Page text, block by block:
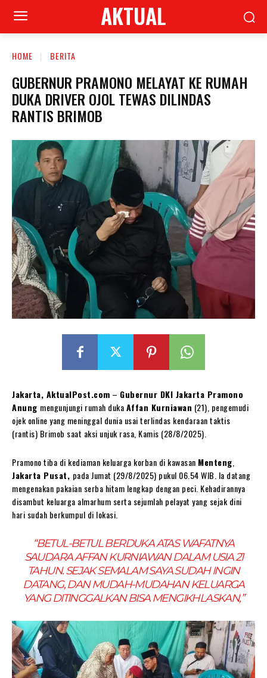
AKTUAL
HOME BERITA
GUBERNUR PRAMONO MELAYAT KE RUMAH
DUKA DRIVER OJOL TEWAS DILINDAS
RANTIS BRIMOB
Jakarta, AktualPost.com – Gubernur DKI Jakarta Pramono
Anung mengunjungi rumah dukaAffan Kurniawan (21), pengemudi
ojek online yang meninggal dunia usai terlindas kendaraan taktis
(rantis) Brimob saat aksi unjuk rasa, Kamis (28/8/2025).
Pramono tiba di kediaman keluarga korban di kawasan Menteng
Jakarta Pusat, pada Jumat (29/8/2025) pukul 06.54 WIB. Ia datang
mengenakan pakaian serba hitam lengkap dengan peci. Kehadirannya
disambut keluarga almarhum serta sejumlah pelayat yang sejak dini
hari sudah berkumpul di lokasi.
“BETUL-BETUL BERDUKA ATAS WAFATNYA
SAUDARA AFFAN KURNIAWAN DALAM USIA 21
TAHUN. SEJAK SEMALAM SAYA SUDAH INGIN
DATANG, DAN MUDAH-MUDAHAN KELUARGA
YANG DITINGGALKAN BISA MENGIKHLASKAN,”